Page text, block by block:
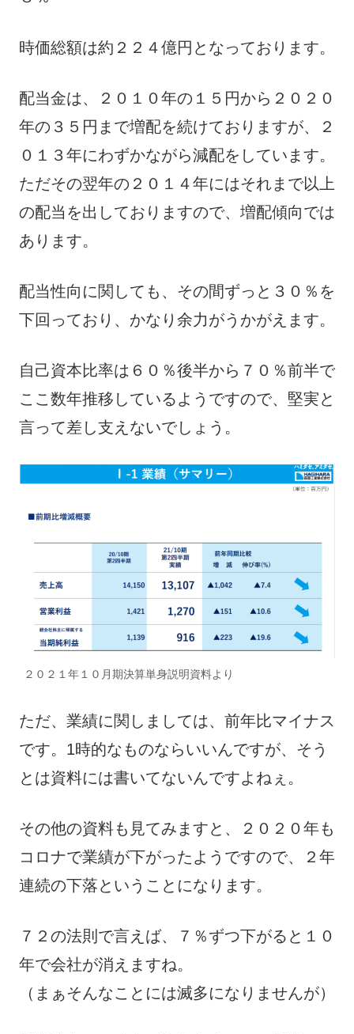
時価総額は約２２４億円となっております。
配当金は、２０１０年の１５円から２０２０
年の３５円まで増配を続けておりますが、２
０１３年にわずかながら減配をしています。
ただその翌年の２０１４年にはそれまで以上
の配当を出しておりますので、増配傾向では
あります。
配当性向に関しても、その間ずっと３０％を
下回っており、かなり余力がうかがえます。
自己資本比率は６０％後半から７０％前半で
ここ数年推移しているようですので、堅実と
言って差し支えないでしょう。
２０２１年１０月期決算単身説明資料より
ただ、業績に関しましては、前年比マイナス
です。1時的なものならいいんですが、そう
とは資料には書いてないんですよねぇ。
その他の資料も見てみますと、２０２０年も
コロナで業績が下がったようですので、２年
連続の下落ということになります。
７２の法則で言えば、７％ずつ下がると１０
年で会社が消えますね。
（まぁそんなことには滅多になりませんが）